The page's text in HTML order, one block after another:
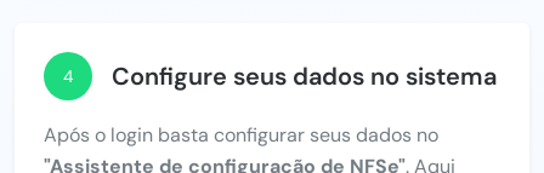
4 Configure seus dados no sistema
Após o login basta configurar seus dados no
"Assistente de configuração de NFSe". Aqui